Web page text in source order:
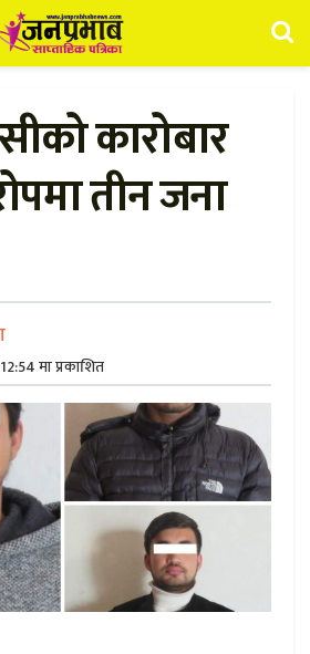
कारोबार
तीन जना
मा प्रकाशित